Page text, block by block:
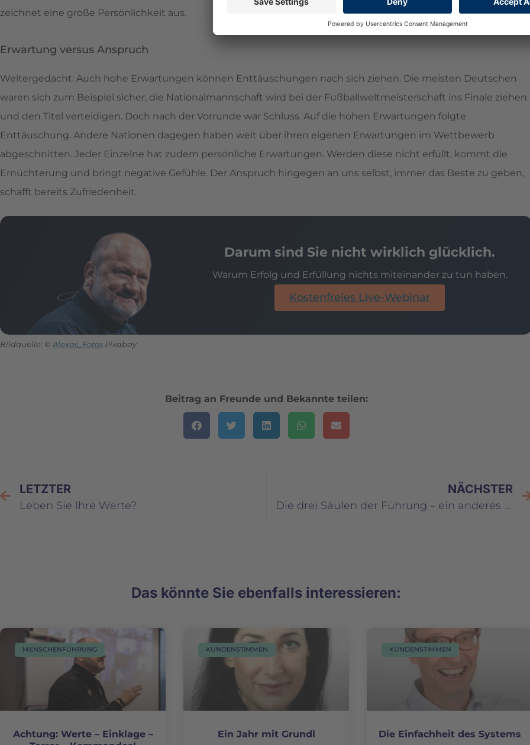
zeichnet eine große Persönlichkeit aus.
Erwartung versus Anspruch
Weitergedacht: Auch hohe Erwartungen können Enttäuschungen nach sich ziehen. Die meisten Deutschen
waren sich zum Beispiel sicher, die Nationalmannschaft wird bei der Fußballweltmeisterschaft ins Finale ziehen
und den Titel verteidigen. Doch nach der Vorrunde war Schluss. Auf die hohen Erwartungen folgte
Enttäuschung. Andere Nationen dagegen haben weit über ihren eigenen Erwartungen im Wettbewerb
abgeschnitten. Jeder Einzelne hat zudem persönliche Erwartungen. Werden diese nicht erfüllt, kommt die
Ernüchterung und bringt negative Gefühle. Der Anspruch hingegen an uns selbst, immer das Beste zu geben,
schafft bereits Zufriedenheit.
Darum sind Sie nicht wirklich glücklich.
Warum Erfolg und Erfüllung nichts miteinander zu tun haben.
Kostenfreies Live-Webinar
Bildquelle: © Alexas_Fotos Pixabay
Beitrag an Freunde und Bekannte teilen:
LETZTER
Leben Sie Ihre Werte?
NÄCHSTER
Die drei Säulen der Führung – ein anderes Bewusstsein zum Thema Führung entwickeln
Das könnte Sie ebenfalls interessieren:
MENSCHENFÜHRUNG
Achtung: Werte – Einklage –
KUNDENSTIMMEN
Ein Jahr mit Grundl
KUNDENSTIMMEN
Die Einfachheit des Systems